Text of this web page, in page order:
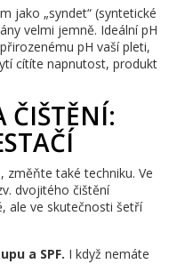
jako „syndet“ (syntetické
velmi jemně. Ideální pH
pH vaší pleti,
cítíte napnutost, produkt
ČIŠTĚNÍ:
změňte také techniku. Ve
dvojitého čištění
ale ve skutečnosti šetří
a SPF. I když nemáte